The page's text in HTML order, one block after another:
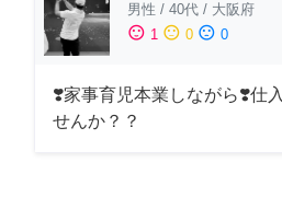
男性 / 40代 / 大阪府
sentiment_satisfied 1 sentiment_neutral 0 sentiment_dissatisfied 0
❣️家事育児本業しながら❣️仕
せんか？？